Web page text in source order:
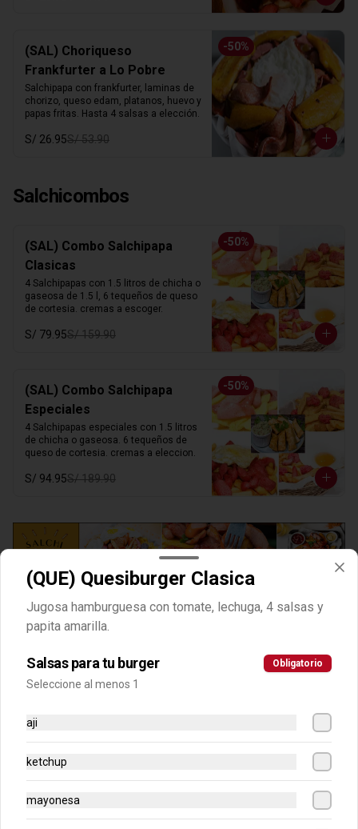
-50%
(SAL) Choriqueso
Frankfurter a Lo Pobre
Salchipapa con frankfurter, laminas de
chorizo, queso edam, platanos, huevo y
papas fritas. Hasta 4 salsas a elección.
S/ 26.95S/ 53.90
Salchicombos
-50%
(SAL) Combo Salchipapa
Clasicas
4 Salchipapas con 1.5 litros de chicha o
gaseosa de 1.5 l, 6 tequeños de queso
de cortesia. cremas a escoger.
S/ 79.95S/ 159.90
-50%
(SAL) Combo Salchipapa
Especiales
4 Salchipapas especiales con 1.5 litros
de chicha o gaseosa. 6 tequeños de
queso de cortesia. cremas a eleccion.
S/ 94.95S/ 189.90
Clasicas amarillas
(AMA) Choripapa Amarilla
Salchipapa con frankfurter y papita
S/ 24.95
(AMA) Salchimix con Papa
(QUE) Quesiburger Clasica
Jugosa hamburguesa con tomate, lechuga, 4 salsas y
papita amarilla.
Salsas para tu burger Obligatorio
Seleccione al menos 1
aji
ketchup
mayonesa